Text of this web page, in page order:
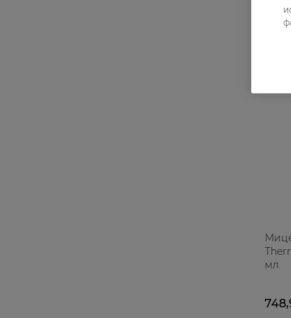
мл